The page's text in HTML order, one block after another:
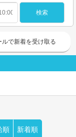
ルで新着を受け取る
順 新着順